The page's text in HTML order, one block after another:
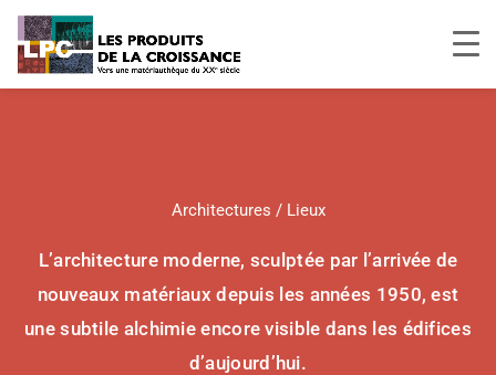
Aller
contenu
Architectures / Lieux
L’architecture moderne, sculptée par l’arrivée de
nouveaux matériaux depuis les années 1950, est
une subtile alchimie encore visible dans les édifices
d’aujourd’hui.